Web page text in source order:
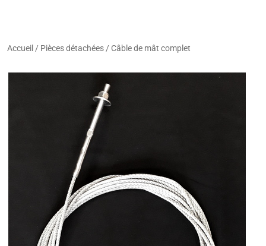
Accueil / Pièces détachées / Câble de mât complet